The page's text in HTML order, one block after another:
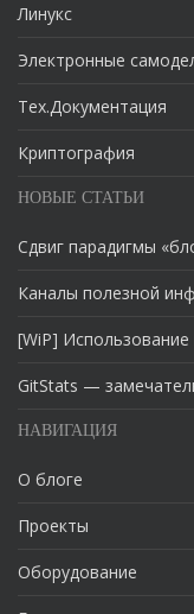
Линукс
Электронные
Тех.Документация
Криптография
НОВЫЕ СТАТЬИ
Сдвиг парадигмы
Каналы полезной
[WiP] Использование
GitStats —
НАВИГАЦИЯ
О блоге
Проекты
Оборудование